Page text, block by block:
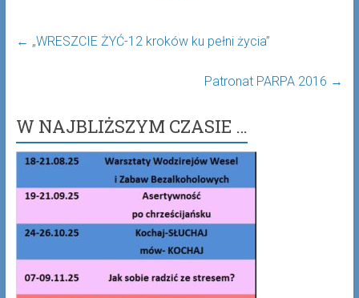
← „WRESZCIE ŻYĆ-12 kroków ku pełni życia”
Patronat PARPA 2016 →
W NAJBLIŻSZYM CZASIE …